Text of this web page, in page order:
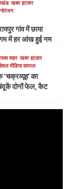
खबर हटकर
गांव में छाया
में हर आंख हुई नम
शहर खबर हटकर
मीडिया वायरल
का
दोनों फेल, कैट